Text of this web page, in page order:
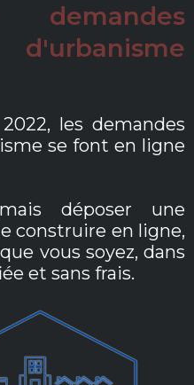
les demandes
se font en ligne
déposer une
construire en ligne,
vous soyez, dans
et sans frais.